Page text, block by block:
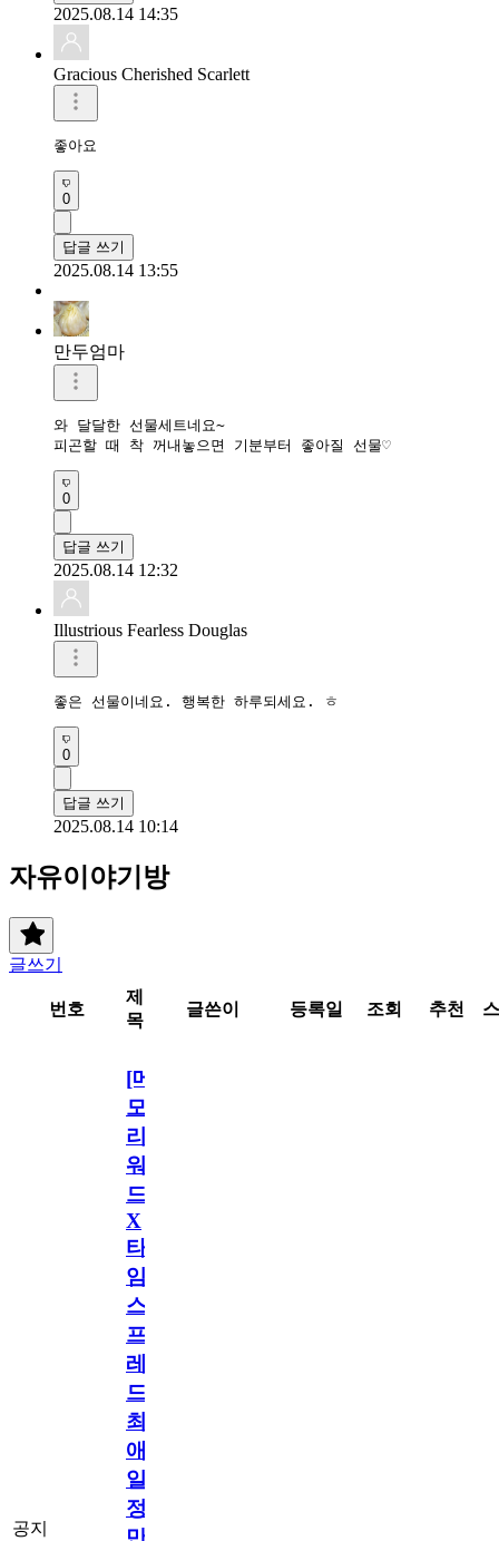
2025.08.14 14:35
Gracious Cherished Scarlett
좋아요
0
답글 쓰기
2025.08.14 13:55
만두엄마
와 달달한 선물세트네요~
피곤할 때 착 꺼내놓으면 기분부터 좋아질 선물♡
0
답글 쓰기
2025.08.14 12:32
Illustrious Fearless Douglas
좋은 선물이네요. 행복한 하루되세요. ㅎ
0
답글 쓰기
2025.08.14 10:14
자유이야기방
글쓰기
번호
제
목
글쓴이 등록일 조회 추천
공지
[메
모
리
워
드
X
타
임
스
프
레
드]
최
애
일
정